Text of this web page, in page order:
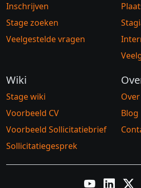
Inschrijven
Stage zoeken
Veelgestelde vragen
Wiki
Stage wiki
Voorbeeld CV
Voorbeeld Sollicitatiebrief
Sollicitatiegesprek
Blog
YouTube